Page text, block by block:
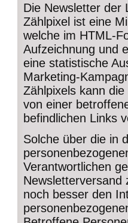
Die Newsletter der
Zählpixel ist eine
welche im HTML-
Aufzeichnung und
eine statistische
Marketing-
Zählpixels kann
von einer
befindlichen Links
Solche über die in
Verantwortlichen
Newsletterversand
noch besser den